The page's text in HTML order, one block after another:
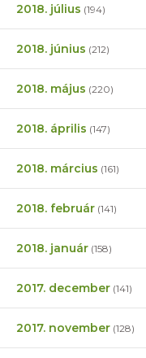
2018. július (194)
2018. június (212)
2018. május (220)
2018. április (147)
2018. március (161)
2018. február (141)
2018. január (158)
2017. december (141)
2017. november (128)